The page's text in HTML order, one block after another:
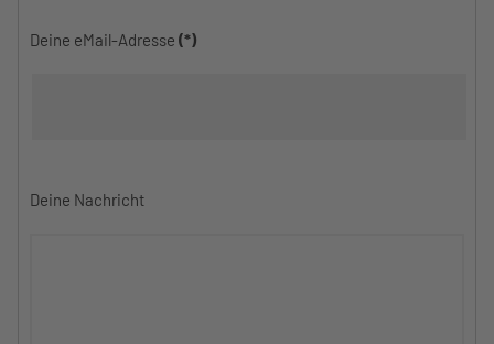
Deine eMail-Adresse (*)
Deine Nachricht